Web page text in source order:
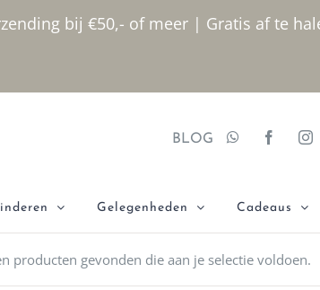
bij €50,- of meer | Gratis af te
BLOG
Gelegenheden Cadeaus
producten gevonden die aan je selectie voldoen.